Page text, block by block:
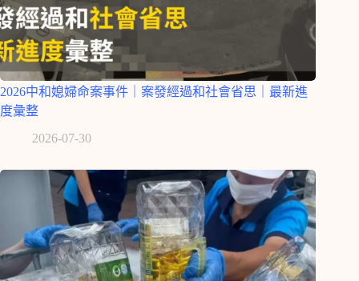
2026中和媳婦命案事件｜案發經過和社會省思｜最新進
度彙整
2026-07-30